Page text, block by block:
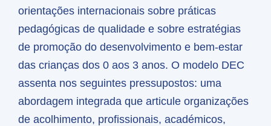
orientações internacionais sobre práticas
pedagógicas de qualidade e sobre estratégias
de promoção do desenvolvimento e bem-estar
das crianças dos 0 aos 3 anos. O modelo DEC
assenta nos seguintes pressupostos: uma
abordagem integrada que articule organizações
de acolhimento, profissionais, académicos,